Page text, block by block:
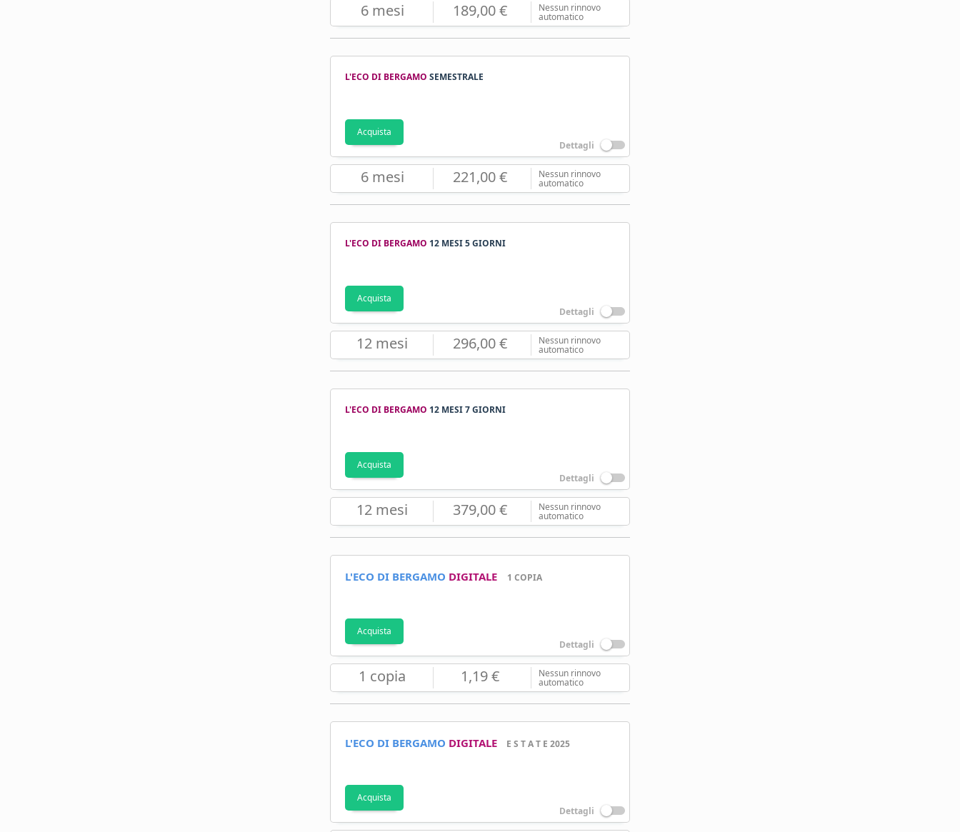
6 mesi 189,00 € Nessun rinnovo
automatico
L'ECO DI BERGAMO SEMESTRALE
Acquista
Dettagli
6 mesi 221,00 € Nessun rinnovo
automatico
L'ECO DI BERGAMO 12 MESI 5 GIORNI
Acquista
Dettagli
12 mesi 296,00 € Nessun rinnovo
automatico
L'ECO DI BERGAMO 12 MESI 7 GIORNI
Acquista
Dettagli
12 mesi 379,00 € Nessun rinnovo
automatico
L'ECO DI BERGAMO DIGITALE 1 COPIA
Acquista
Dettagli
1 copia 1,19 € Nessun rinnovo
automatico
L'ECO DI BERGAMO DIGITALE E S T A T E 2025
Acquista
Dettagli